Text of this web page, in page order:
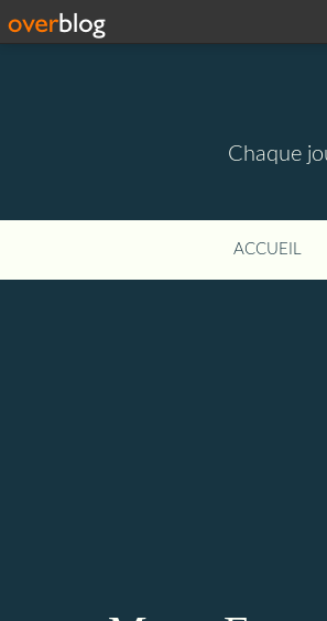
Chaque
ACCUEIL